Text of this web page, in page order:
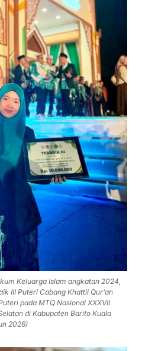
Keluarga Islam angkatan 2024,
III Puteri Cabang Khattil Qur’an
pada MTQ Nasional XXXVII
di Kabupaten Barito Kuala
2026)